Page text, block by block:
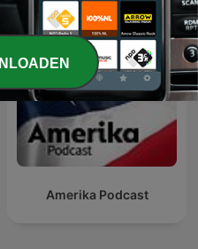
Amerika Podcast